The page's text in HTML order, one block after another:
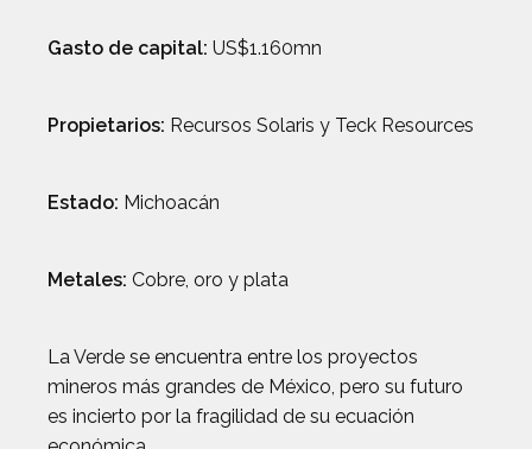
Gasto de capital: US$1.160mn
Propietarios: Recursos Solaris y Teck Resources
Estado: Michoacán
Metales: Cobre, oro y plata
La Verde se encuentra entre los proyectos
mineros más grandes de México, pero su futuro
es incierto por la fragilidad de su ecuación